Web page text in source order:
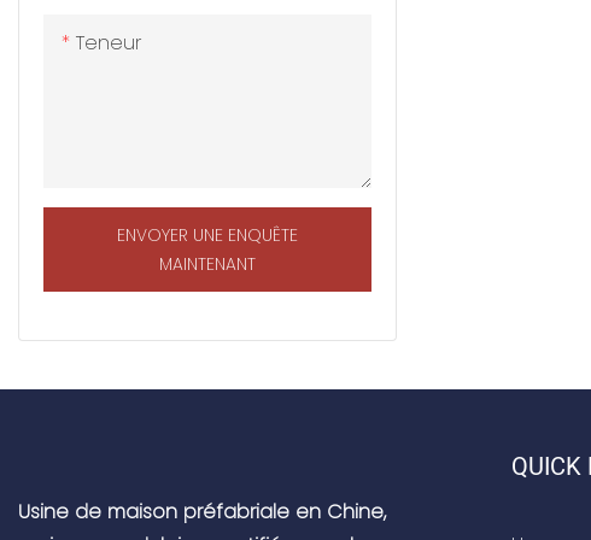
Teneur
ENVOYER UNE ENQUÊTE
MAINTENANT
Usine de maison préfabriale en Chine,
QUICK